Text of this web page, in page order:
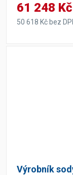
61 248 Kč
50 618 Kč bez
Výrobník